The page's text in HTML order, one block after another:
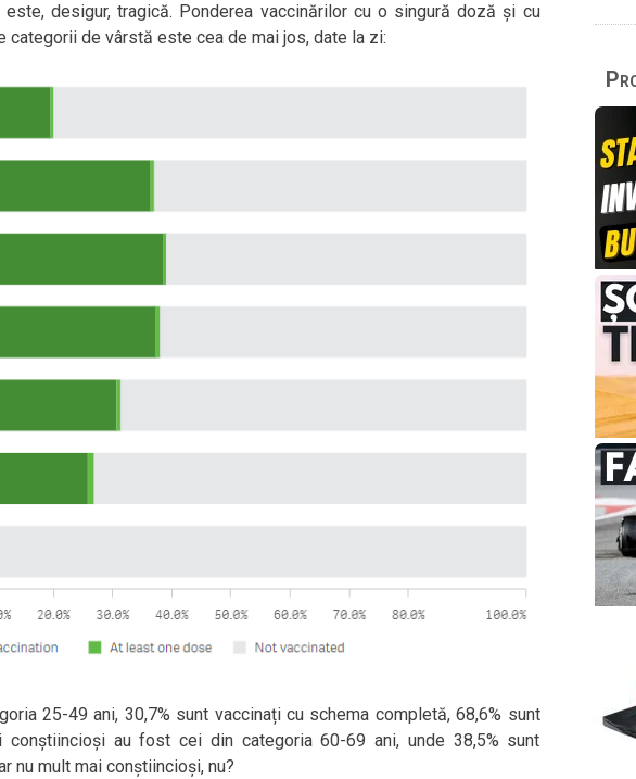
este, desigur, tragică. Ponderea vaccinărilor cu o singură doză și cu
categorii de vârstă este cea de mai jos, date la zi:
25-49 ani, 30,7% sunt vaccinați cu schema completă, 68,6% sunt
conștiincioși au fost cei din categoria 60-69 ani, unde 38,5% sunt
nu mult mai conștiincioși, nu?